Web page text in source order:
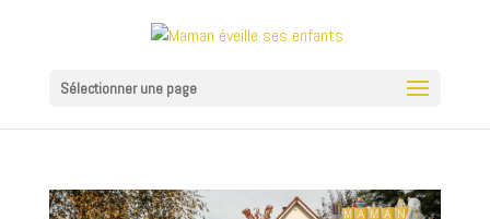
Sélectionner une page